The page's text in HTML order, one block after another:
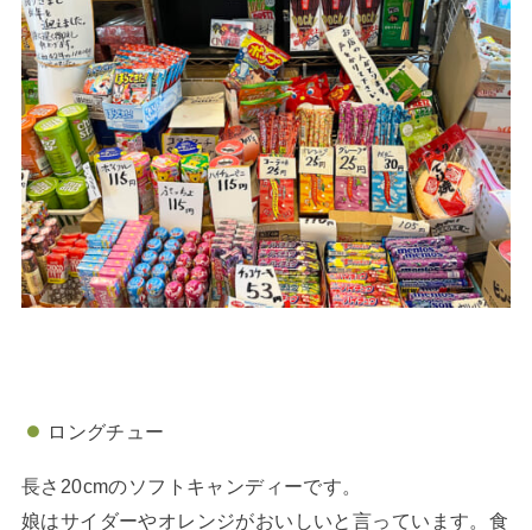
ロングチュー
長さ20cmのソフトキャンディーです。
娘はサイダーやオレンジがおいしいと言っています。食